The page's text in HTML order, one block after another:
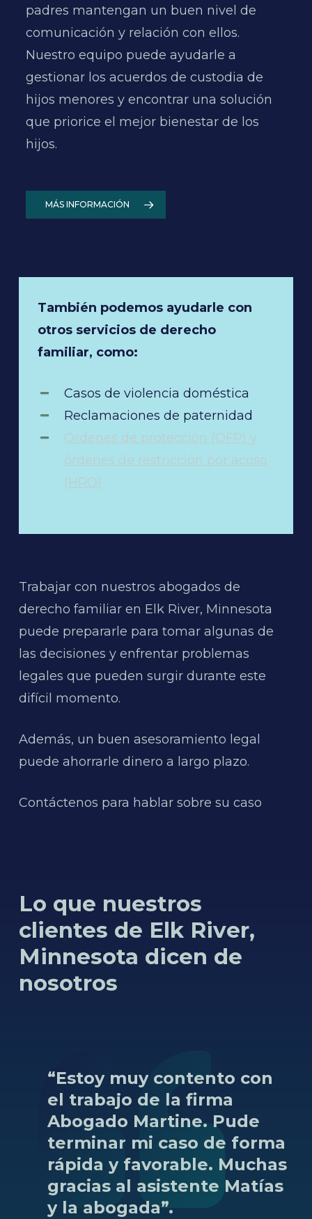
padres mantengan un buen nivel de
comunicación y relación con ellos.
Nuestro equipo puede ayudarle a
gestionar los acuerdos de custodia de
hijos menores y encontrar una solución
que priorice el mejor bienestar de los
hijos.
MÁS INFORMACIÓN
También podemos ayudarle con
otros servicios de derecho
familiar, como:
Casos de violencia doméstica
Reclamaciones de paternidad
Órdenes de protección (OFP) y
órdenes de restricción por acoso
(HRO)
Trabajar con nuestros abogados de
derecho familiar en Elk River, Minnesota
puede prepararle para tomar algunas de
las decisiones y enfrentar problemas
legales que pueden surgir durante este
difícil momento.
Además, un buen asesoramiento legal
puede ahorrarle dinero a largo plazo.
Contáctenos para hablar sobre su caso
Lo que nuestros
clientes de Elk River,
Minnesota dicen de
nosotros
“Estoy muy contento con
el trabajo de la firma
Abogado Martine. Pude
terminar mi caso de forma
rápida y favorable. Muchas
gracias al asistente Matías
y la abogada”.